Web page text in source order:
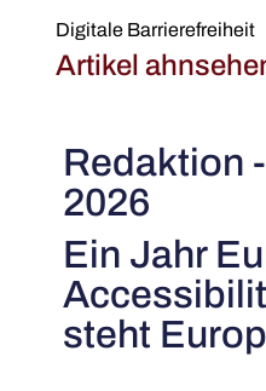
Digitale Barrierefreiheit
Artikel
Redaktion
2026
Ein Jahr
steht